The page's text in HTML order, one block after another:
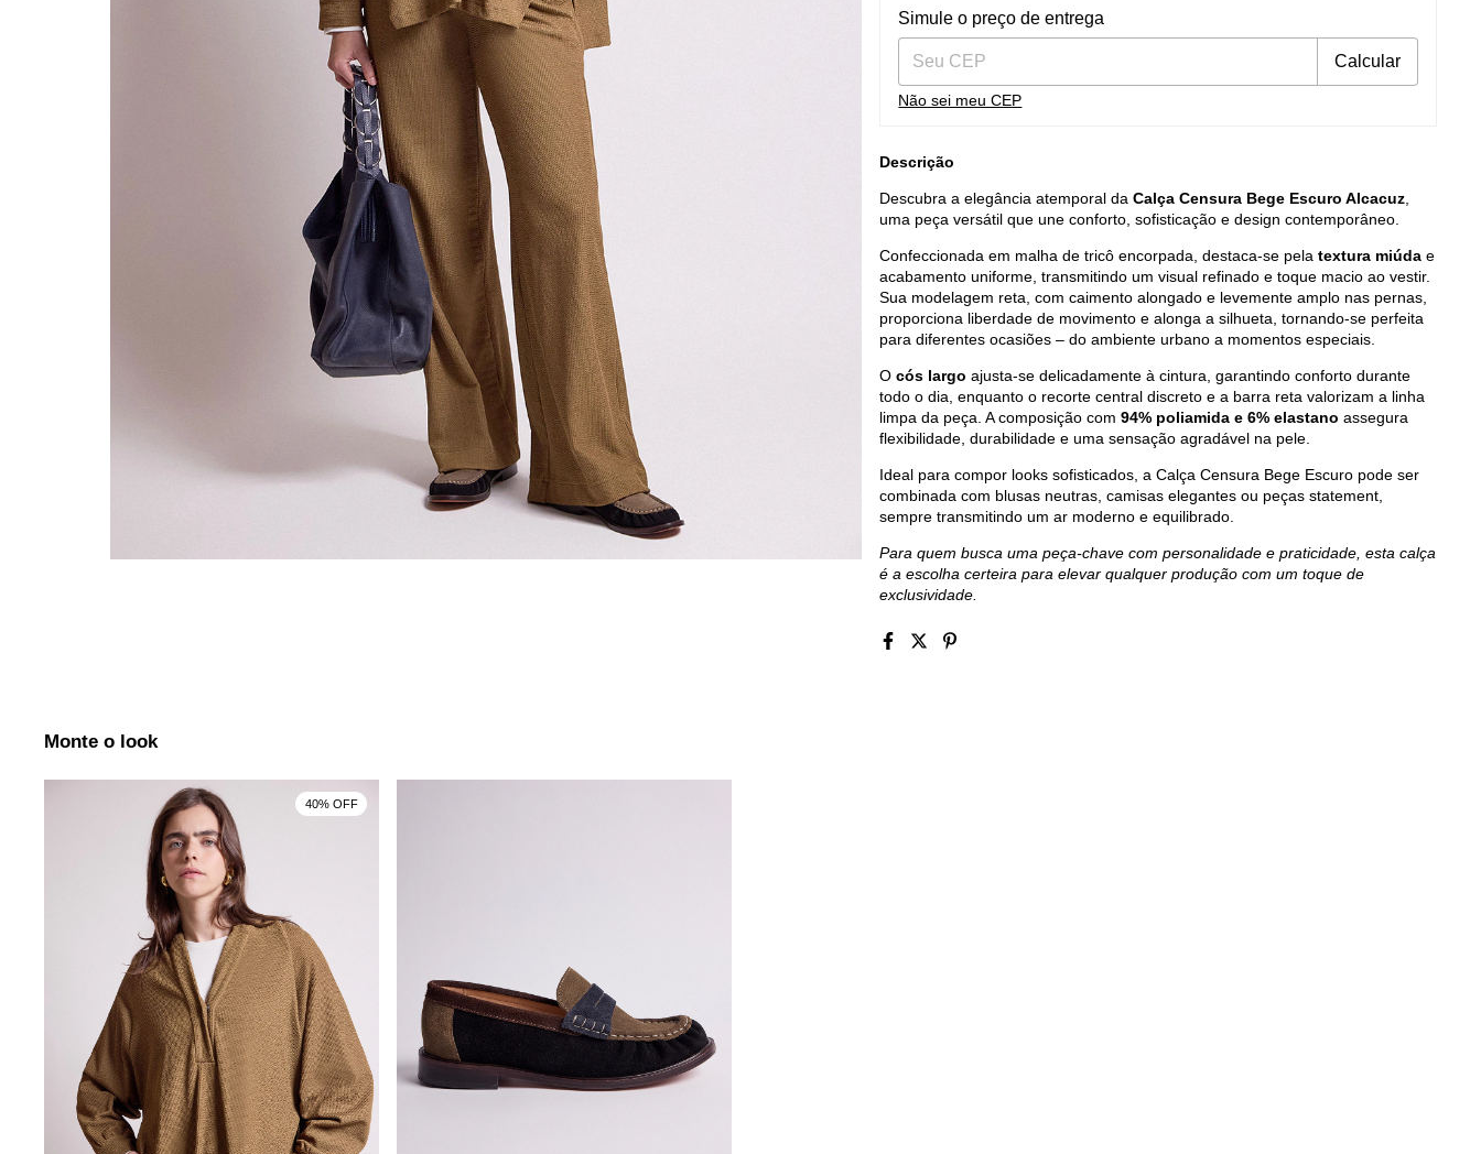
Entregas para o CEP:
Simule o preço de entrega
Calcular
Não sei meu CEP
Descrição
Descubra a elegância atemporal daCalça Censura Bege Escuro Alcacuz
uma peça versátil que une conforto, sofisticação e design contemporâneo.
Confeccionada em malha de tricô encorpada, destaca-se pelatextura miúda e
acabamento uniforme, transmitindo um visual refinado e toque macio ao vestir.
Sua modelagem reta, com caimento alongado e levemente amplo nas pernas,
proporciona liberdade de movimento e alonga a silhueta, tornando-se perfeita
para diferentes ocasiões – do ambiente urbano a momentos especiais.
Ocós largo ajusta-se delicadamente à cintura, garantindo conforto durante
todo o dia, enquanto o recorte central discreto e a barra reta valorizam a linha
limpa da peça. A composição com94% poliamida e 6% elastano assegura
flexibilidade, durabilidade e uma sensação agradável na pele.
Ideal para compor looks sofisticados, a Calça Censura Bege Escuro pode ser
combinada com blusas neutras, camisas elegantes ou peças statement,
sempre transmitindo um ar moderno e equilibrado.
Para quem busca uma peça-chave com personalidade e praticidade, esta calça
é a escolha certeira para elevar qualquer produção com um toque de
exclusividade.
Monte o look
40% OFF